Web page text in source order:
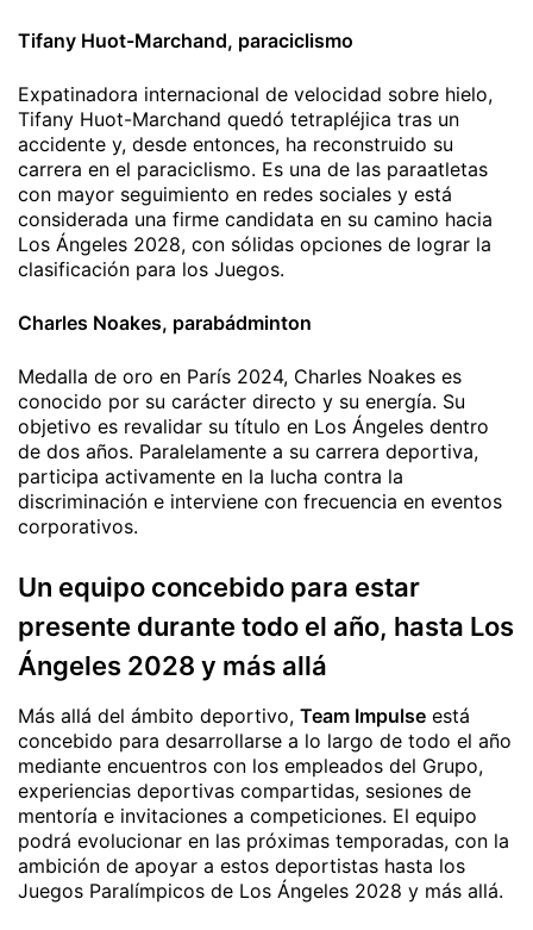
Tifany Huot-Marchand, paraciclismo
Expatinadora internacional de velocidad sobre hielo,
Tifany Huot-Marchand quedó tetrapléjica tras un
accidente y, desde entonces, ha reconstruido su
carrera en el paraciclismo. Es una de las paraatletas
con mayor seguimiento en redes sociales y está
considerada una firme candidata en su camino hacia
Los Ángeles 2028, con sólidas opciones de lograr la
clasificación para los Juegos.
Charles Noakes, parabádminton
Medalla de oro en París 2024, Charles Noakes es
conocido por su carácter directo y su energía. Su
objetivo es revalidar su título en Los Ángeles dentro
de dos años. Paralelamente a su carrera deportiva,
participa activamente en la lucha contra la
discriminación e interviene con frecuencia en eventos
corporativos.
Un equipo concebido para estar
presente durante todo el año, hasta Los
Ángeles 2028 y más allá
Más allá del ámbito deportivo, Team Impulse está
concebido para desarrollarse a lo largo de todo el año
mediante encuentros con los empleados del Grupo,
experiencias deportivas compartidas, sesiones de
mentoría e invitaciones a competiciones. El equipo
podrá evolucionar en las próximas temporadas, con la
ambición de apoyar a estos deportistas hasta los
Juegos Paralímpicos de Los Ángeles 2028 y más allá.